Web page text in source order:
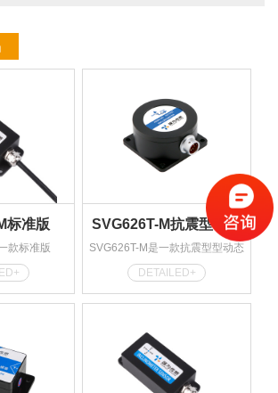
标准版
角传感器
款标准版
感器，精度
以实现±90°
RS485型，
摸屏之间通
···
SVG626T-M抗震型动态
倾角传感器
SVG626T-M是一款抗震型型动态
倾角传感器，精度为0.1°级，数据
件默认为RS485型， 特别适合与
套开发例程。
数据协议：MODBUS协议
封装方式：封装
DETAILED+